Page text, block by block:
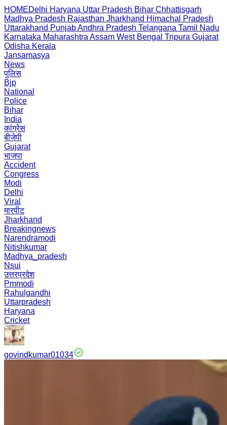
HOMEDelhi Haryana Uttar Pradesh Bihar Chhattisgarh
Madhya Pradesh Rajasthan Jharkhand Himachal Pradesh
Uttarakhand PunjabAndhra Pradesh Telangana Tamil Nadu
Karnataka Maharashtra Assam West Bengal Tripura Gujarat
Odisha Kerala
Jansamasya
News
पुलिस
Bjp
National
Police
Bihar
India
कांग्रेस
बीजेपी
Gujarat
भाजपा
Accident
Congress
Modi
Delhi
Viral
मारपीट
Jharkhand
Breakingnews
Narendramodi
Nitishkumar
Madhya_pradesh
Nsui
उत्तरप्रदेश
Pmmodi
Rahulgandhi
Uttarpradesh
Haryana
Cricket
govindkumar01034